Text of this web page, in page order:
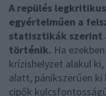
A repülés
egyértelműen a
statisztikák szerint
történik. Ha
krízishelyzet alakul
alatt, pánikszerűen
cipők